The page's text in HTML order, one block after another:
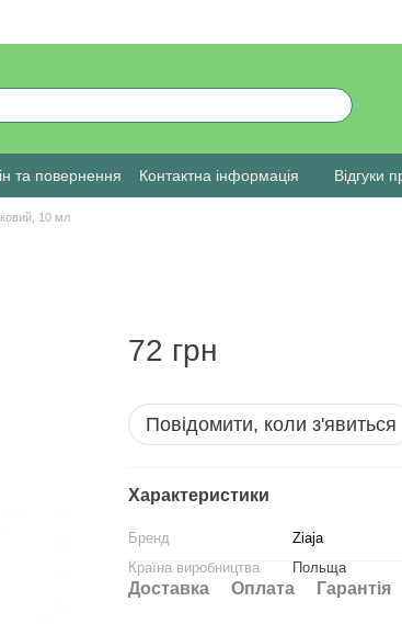
та повернення Контактна інформація Відгуки
10 мл
72 грн
Повідомити, коли з'явиться
Характеристики
Бренд
Ziaja
Країна виробництва
Польща
Доставка Оплата Гарантія